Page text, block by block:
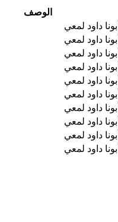
الوصف
أبونا داود لمعي
أبونا داود لمعي
أبونا داود لمعي
أبونا داود لمعي
أبونا داود لمعي
أبونا داود لمعي
أبونا داود لمعي
أبونا داود لمعي
أبونا داود لمعي
أبونا داود لمعي